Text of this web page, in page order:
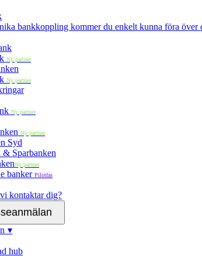
bankkoppling kommer du enkelt kunna föra
Ny partner
Ny partner
Ny partner
Ny partner
Syd
& Sparbanken
Ny partner
banker Pilotfas
kontaktar dig?
▾